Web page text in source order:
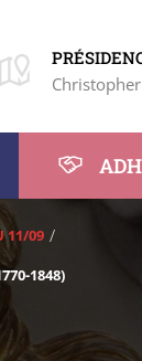
Christopher
11/09
1848)